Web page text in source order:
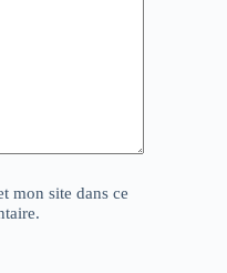
mon site dans ce